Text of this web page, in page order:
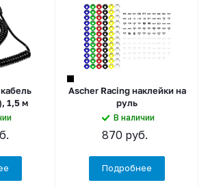
1,5 м
Ascher Racing наклейки на
руль
В наличии
870руб.
Подробнее